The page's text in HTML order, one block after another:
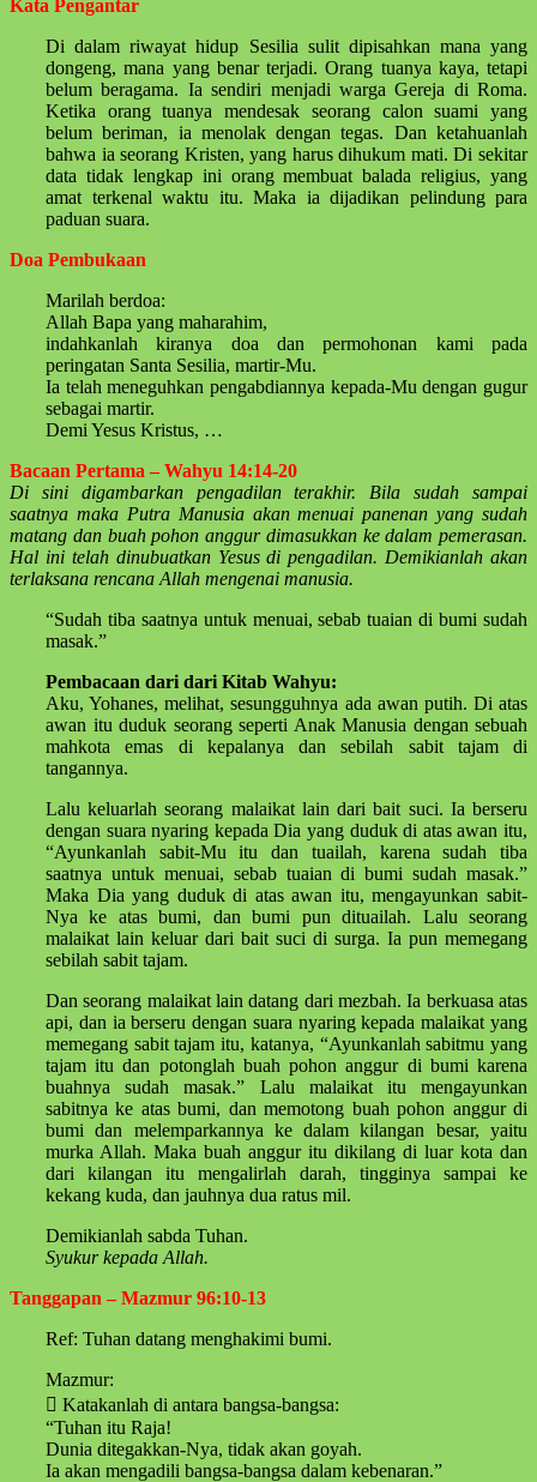
Kata Pengantar
Di dalam riwayat hidup Sesilia sulit dipisahkan mana yang
dongeng, mana yang benar terjadi. Orang tuanya kaya, tetapi
belum beragama. Ia sendiri menjadi warga Gereja di Roma.
Ketika orang tuanya mendesak seorang calon suami yang
belum beriman, ia menolak dengan tegas. Dan ketahuanlah
bahwa ia seorang Kristen, yang harus dihukum mati. Di sekitar
data tidak lengkap ini orang membuat balada religius, yang
amat terkenal waktu itu. Maka ia dijadikan pelindung para
paduan suara.
Doa Pembukaan
Marilah berdoa:
Allah Bapa yang maharahim,
indahkanlah kiranya doa dan permohonan kami pada
peringatan Santa Sesilia, martir-Mu.
Ia telah meneguhkan pengabdiannya kepada-Mu dengan gugur
sebagai martir.
Demi Yesus Kristus, …
Bacaan Pertama – Wahyu 14:14-20
Di sini digambarkan pengadilan terakhir. Bila sudah sampai
saatnya maka Putra Manusia akan menuai panenan yang sudah
matang dan buah pohon anggur dimasukkan ke dalam pemerasan.
Hal ini telah dinubuatkan Yesus di pengadilan. Demikianlah akan
terlaksana rencana Allah mengenai manusia.
“Sudah tiba saatnya untuk menuai, sebab tuaian di bumi sudah
masak.”
Pembacaan dari dari Kitab Wahyu:
Aku, Yohanes, melihat, sesungguhnya ada awan putih. Di atas
awan itu duduk seorang seperti Anak Manusia dengan sebuah
mahkota emas di kepalanya dan sebilah sabit tajam di
tangannya.
Lalu keluarlah seorang malaikat lain dari bait suci. Ia berseru
dengan suara nyaring kepada Dia yang duduk di atas awan itu,
“Ayunkanlah sabit-Mu itu dan tuailah, karena sudah tiba
saatnya untuk menuai, sebab tuaian di bumi sudah masak.”
Maka Dia yang duduk di atas awan itu, mengayunkan sabit-
Nya ke atas bumi, dan bumi pun dituailah. Lalu seorang
malaikat lain keluar dari bait suci di surga. Ia pun memegang
sebilah sabit tajam.
Dan seorang malaikat lain datang dari mezbah. Ia berkuasa atas
api, dan ia berseru dengan suara nyaring kepada malaikat yang
memegang sabit tajam itu, katanya, “Ayunkanlah sabitmu yang
tajam itu dan potonglah buah pohon anggur di bumi karena
buahnya sudah masak.” Lalu malaikat itu mengayunkan
sabitnya ke atas bumi, dan memotong buah pohon anggur di
bumi dan melemparkannya ke dalam kilangan besar, yaitu
murka Allah. Maka buah anggur itu dikilang di luar kota dan
dari kilangan itu mengalirlah darah, tingginya sampai ke
kekang kuda, dan jauhnya dua ratus mil.
Demikianlah sabda Tuhan.
Syukur kepada Allah.
Tanggapan – Mazmur 96:10-13
Ref: Tuhan datang menghakimi bumi.
Mazmur:
 Katakanlah di antara bangsa-bangsa:
“Tuhan itu Raja!
Dunia ditegakkan-Nya, tidak akan goyah.
Ia akan mengadili bangsa-bangsa dalam kebenaran.”